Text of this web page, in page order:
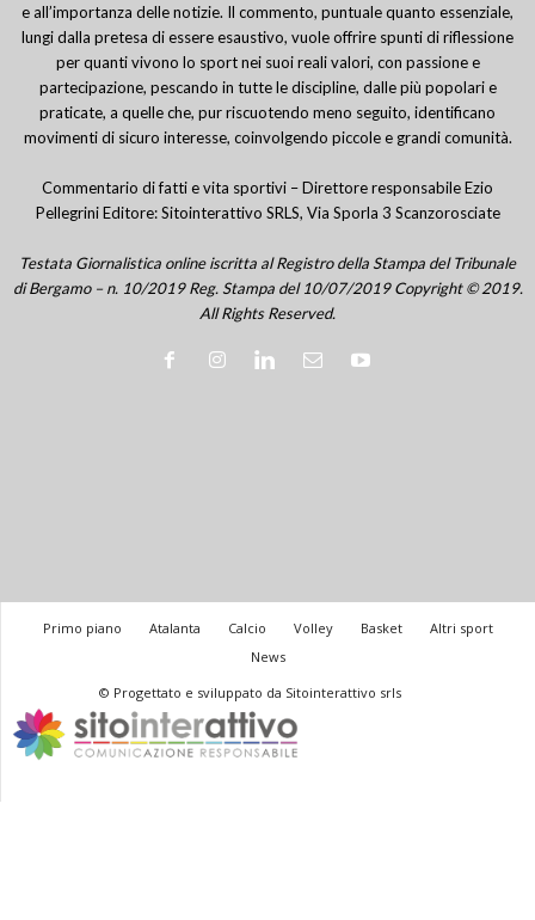
e all’importanza delle notizie. Il commento, puntuale quanto essenziale,
lungi dalla pretesa di essere esaustivo, vuole offrire spunti di riflessione
per quanti vivono lo sport nei suoi reali valori, con passione e
partecipazione, pescando in tutte le discipline, dalle più popolari e
praticate, a quelle che, pur riscuotendo meno seguito, identificano
movimenti di sicuro interesse, coinvolgendo piccole e grandi comunità.
Commentario di fatti e vita sportivi – Direttore responsabile Ezio
Pellegrini Editore: Sitointerattivo SRLS, Via Sporla 3 Scanzorosciate
Testata Giornalistica online iscritta al Registro della Stampa del Tribunale
di Bergamo – n. 10/2019 Reg. Stampa del 10/07/2019 Copyright © 2019.
All Rights Reserved.
Primo piano Atalanta Calcio Volley Basket
Altri sport
News
© Progettato e sviluppato da Sitointerattivo srls